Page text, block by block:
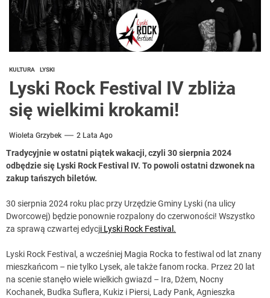
KULTURA LYSKI
Lyski Rock Festival IV zbliża
się wielkimi krokami!
Wioleta Grzybek 2 Lata Ago
Tradycyjnie w ostatni piątek wakacji, czyli 30 sierpnia 2024
odbędzie się Lyski Rock Festival IV. To powoli ostatni dzwonek na
zakup tańszych biletów.
30 sierpnia 2024 roku plac przy Urzędzie Gminy Lyski (na ulicy
Dworcowej) będzie ponownie rozpalony do czerwoności! Wszystko
za sprawą czwartej edycji Lyski Rock Festival.
Lyski Rock Festival, a wcześniej Magia Rocka to festiwal od lat znany
mieszkańcom – nie tylko Lysek, ale także fanom rocka. Przez 20 lat
na scenie stanęło wiele wielkich gwiazd – Ira, Dżem, Nocny
Kochanek, Budka Suflera, Kukiz i Piersi, Lady Pank, Agnieszka